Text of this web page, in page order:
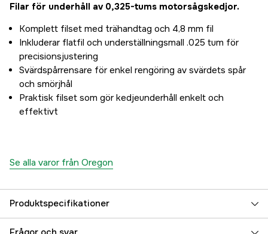
Filar för underhåll av 0,325-tums motorsågskedjor.
Komplett filset med trähandtag och 4,8 mm fil
Inkluderar flatfil och underställningsmall .025 tum för
precisionsjustering
Svärdspårrensare för enkel rengöring av svärdets spår
och smörjhål
Praktisk filset som gör kedjeunderhåll enkelt och
effektivt
Se alla varor från Oregon
Produktspecifikationer
Referensnummer 1000818498